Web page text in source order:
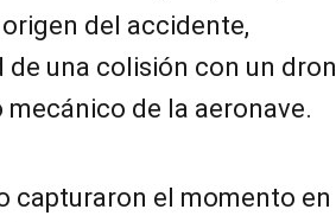
del accidente,
una colisión con un dron
de la aeronave.
capturaron el momento en